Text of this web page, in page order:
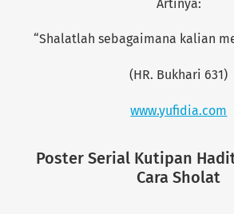
Artinya:
“Shalatlah sebagaimana kalian
(HR. Bukhari 631)
www.yufidia.com
Poster Serial Kutipan
Cara Sholat